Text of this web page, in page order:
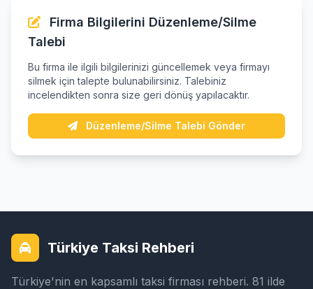
Firma Bilgilerini Düzenleme/Silme
Talebi
Bu firma ile ilgili bilgilerinizi güncellemek veya firmayı
silmek için talepte bulunabilirsiniz. Talebiniz
incelendikten sonra size geri dönüş yapılacaktır.
Düzenleme/Silme Talebi Gönder
Türkiye Taksi Rehberi
Türkiye'nin en kapsamlı taksi firması rehberi. 81 ilde